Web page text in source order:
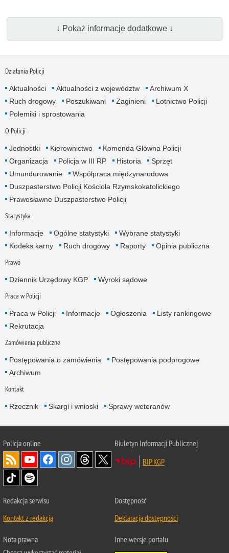
↓ Pokaż informacje dodatkowe ↓
Działania Policji
Aktualności Aktualności z województw
Archiwum X
Ruch drogowy
Poszukiwani Zaginieni
Lotnictwo Policji
Polemiki i sprostowania
O Policji
Jednostki Kierownictwo
Komenda Główna Policji
Organizacja
Policja w III RP Historia
Sprzęt
Umundurowanie
Współpraca międzynarodowa
Duszpasterstwo Policji Kościoła Rzymskokatolickiego
Prawosławne Duszpasterstwo Policji
Statystyka
Informacje Ogólne statystyki
Wybrane statystyki
Kodeks karny
Ruch drogowy Raporty Opinia publiczna
Prawo
Dziennik Urzędowy KGP Wyroki sądowe
Praca w Policji
Praca w Policji Informacje Ogłoszenia
Listy rankingowe
Rekrutacja
Zamówienia publiczne
Postępowania o zamówienia
Postępowania podprogowe
Archiwum
Kontakt
Rzecznik Skargi i wnioski Sprawy weteranów
Policjaonline
Biuletyn Informacji Publicznej
BIP KGP
Redakcja serwisu
Kontakt z redakcją
Dostępność
Deklaracja dostępności
Nota prawna
Inne wersje portalu